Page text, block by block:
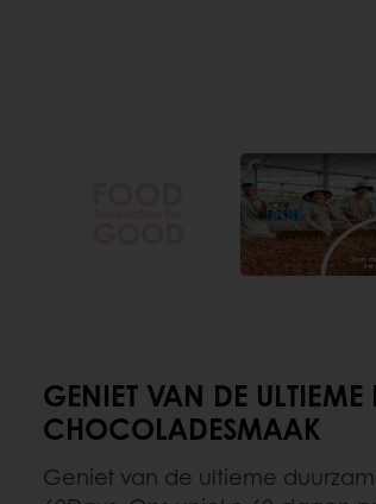
GENIET VAN DE ULTIEME
CHOCOLADESMAAK
Geniet van de ultieme